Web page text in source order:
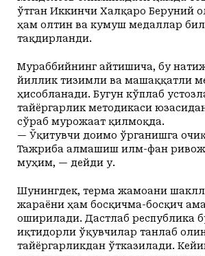
ўтган Иккинчи Халқаро Беруний
ҳам олтин ва кумуш медаллар
тақдирланди.
Мураббийнинг айтишича, бу
йиллик тизимли ва машаққатли
ҳисобланади. Бугун кўплаб
тайёргарлик методикаси
сўраб мурожаат қилмоқда.
— Ўқитувчи доимо ўрганишга
Тажриба алмашиш илм-фан
муҳим, — дейди у.
Шунингдек, терма жамоани
жараёни ҳам босқичма-босқич
оширилади. Дастлаб республика
иқтидорли ўқувчилар танлаб
тайёргарликдан ўтказилади.